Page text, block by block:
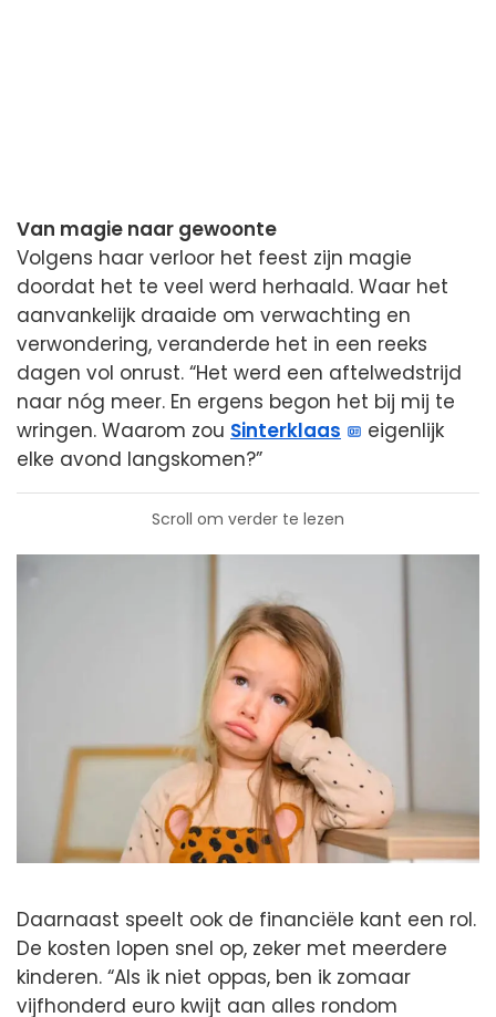
Van magie naar gewoonte
Volgens haar verloor het feest zijn magie
doordat het te veel werd herhaald. Waar het
aanvankelijk draaide om verwachting en
verwondering, veranderde het in een reeks
dagen vol onrust. “Het werd een aftelwedstrijd
naar nóg meer. En ergens begon het bij mij te
wringen. Waarom zou Sinterklaas
eigenlijk
elke avond langskomen?”
Scroll om verder te lezen
Daarnaast speelt ook de financiële kant een rol.
De kosten lopen snel op, zeker met meerdere
kinderen. “Als ik niet oppas, ben ik zomaar
vijfhonderd euro kwijt aan alles rondom